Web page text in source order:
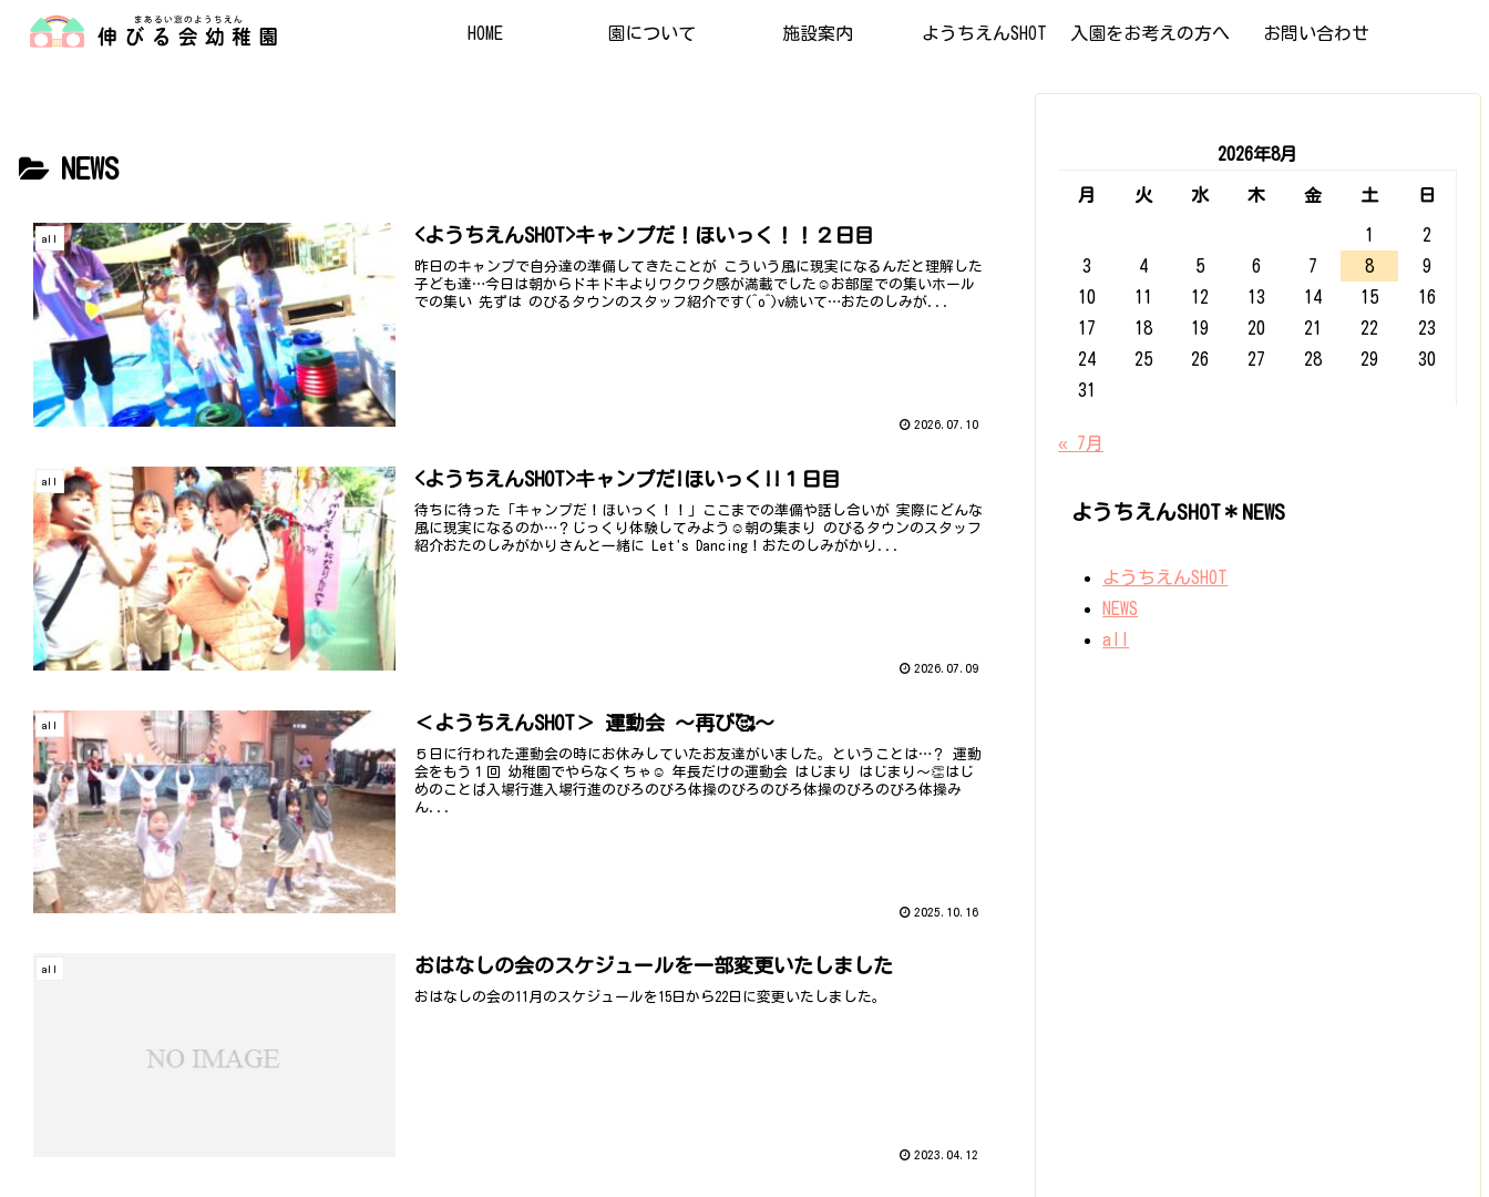
HOME 園について 施設案内 ようちえんSHOT 入園をお考えの方へ お問い合わせ
NEWS
all <ようちえんSHOT>キャンプだ！ほいっく！！２日目
昨日のキャンプで自分達の準備してきたことが こういう風に現実になるんだと理解した
子ども達…今日は朝からドキドキよりワクワク感が満載でした☺️お部屋での集いホール
での集い 先ずは のびるタウンのスタッフ紹介です(^o^)v続いて…おたのしみが...
2026.07.10
all <ようちえんSHOT>キャンプだ!ほいっく!!１日目
待ちに待った「キャンプだ！ほいっく！！」ここまでの準備や話し合いが 実際にどんな
風に現実になるのか…？じっくり体験してみよう☺️朝の集まり のびるタウンのスタッフ
紹介おたのしみがかりさんと一緒に Let's Dancing！おたのしみがかり...
2026.07.09
all ＜ようちえんSHOT＞ 運動会 ～再び🥰～
５日に行われた運動会の時にお休みしていたお友達がいました。ということは…？ 運動
会をもう１回 幼稚園でやらなくちゃ☺ 年長だけの運動会 はじまり はじまり～👏はじ
めのことば入場行進入場行進のびろのびろ体操のびろのびろ体操のびろのびろ体操み
ん...
2025.10.16
all おはなしの会のスケジュールを一部変更いたしました
おはなしの会の11月のスケジュールを15日から22日に変更いたしました。
2023.04.12
2026年8月
月 火 水 木 金 土 日
1
2
3
4 5 6 7 8
9
10
11 12 13 14 15
16
17
18 19 20 21 22
23
24
25 26 27 28 29
30
31
« 7月
ようちえんSHOT＊NEWS
ようちえんSHOT
NEWS
all